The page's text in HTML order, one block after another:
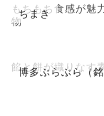
ちまき
もちもち食感が魅
物
博多ぶらぶら（
餡と餅が織りなす